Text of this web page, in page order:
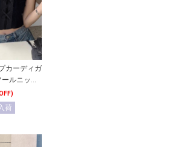
カーディガ
ルニット
荷